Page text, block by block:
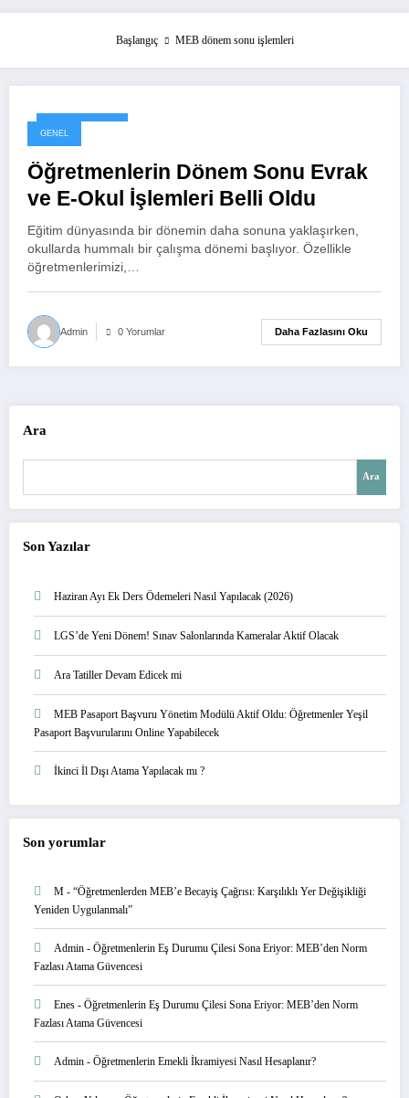
Başlangıç MEB dönem sonu işlemleri
5 Haziran 2026
GENEL
Öğretmenlerin Dönem Sonu Evrak
ve E-Okul İşlemleri Belli Oldu
Eğitim dünyasında bir dönemin daha sonuna yaklaşırken,
okullarda hummalı bir çalışma dönemi başlıyor. Özellikle
öğretmenlerimizi,…
Admin 0 Yorumlar Daha Fazlasını Oku
Ara
Ara
Son Yazılar
Haziran Ayı Ek Ders Ödemeleri Nasıl Yapılacak (2026)
LGS’de Yeni Dönem! Sınav Salonlarında Kameralar Aktif Olacak
Ara Tatiller Devam Edicek mi
MEB Pasaport Başvuru Yönetim Modülü Aktif Oldu: Öğretmenler Yeşil
Pasaport Başvurularını Online Yapabilecek
İkinci İl Dışı Atama Yapılacak mı ?
Son yorumlar
M - “Öğretmenlerden MEB’e Becayiş Çağrısı: Karşılıklı Yer Değişikliği
Yeniden Uygulanmalı”
Admin - Öğretmenlerin Eş Durumu Çilesi Sona Eriyor: MEB’den Norm
Fazlası Atama Güvencesi
Enes - Öğretmenlerin Eş Durumu Çilesi Sona Eriyor: MEB’den Norm
Fazlası Atama Güvencesi
Admin - Öğretmenlerin Emekli İkramiyesi Nasıl Hesaplanır?